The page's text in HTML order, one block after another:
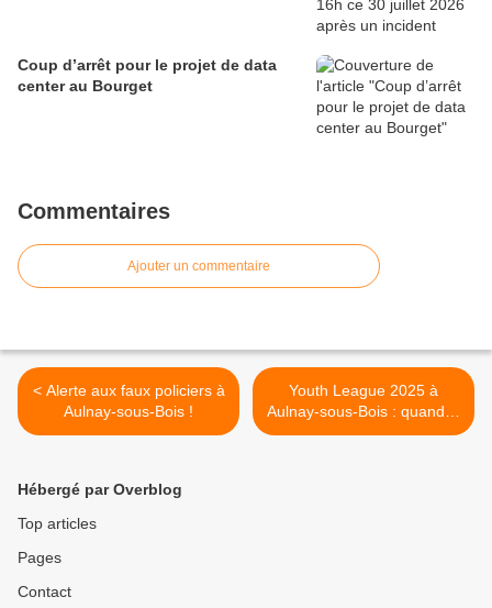
Coup d’arrêt pour le projet de data
center au Bourget
Commentaires
Ajouter un commentaire
< Alerte aux faux policiers à
Aulnay-sous-Bois !
Youth League 2025 à
Aulnay-sous-Bois : quand la
jeunesse se rassemble
Hébergé par Overblog
Top articles
Pages
Contact